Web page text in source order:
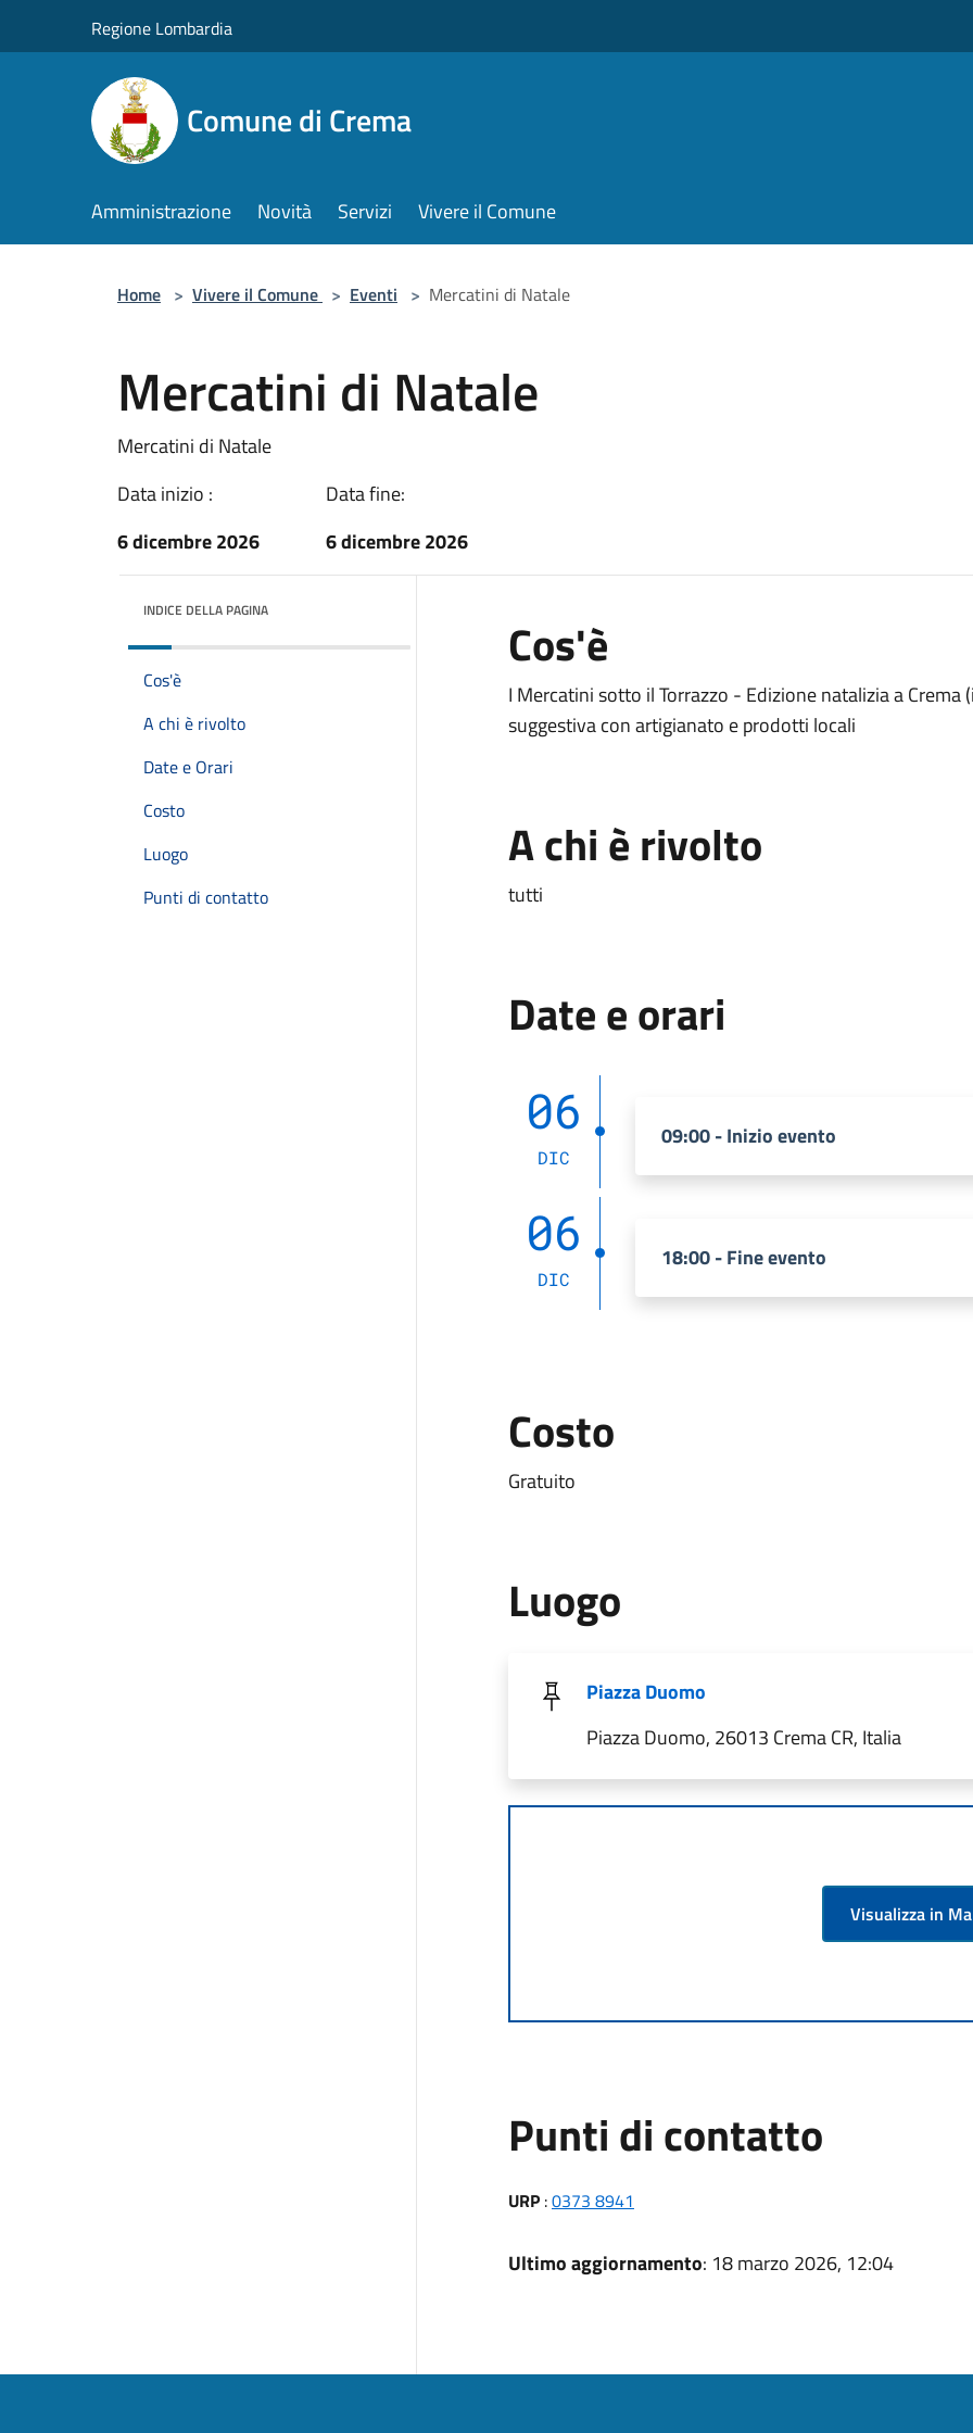
Regione Lombardia
Comune di Crema
Amministrazione Novità Servizi Vivere il Comune
Home > Vivere il Comune > Eventi > Mercatini di Natale
Mercatini di Natale
Mercatini di Natale
Data inizio :
6 dicembre 2026
Data fine:
6 dicembre 2026
INDICE DELLA PAGINA
Cos'è
A chi è rivolto
Date e Orari
Costo
Luogo
Punti di contatto
Cos'è
I Mercatini sotto il Torrazzo - Edizione natalizia a
suggestiva con artigianato e prodotti locali
A chi è rivolto
tutti
Date e orari
06
DIC
09:00 - Inizio evento
06
DIC
18:00 - Fine evento
Costo
Gratuito
Luogo
Piazza Duomo
Piazza Duomo, 26013 Crema CR, Italia
Visualizza in
Punti di contatto
URP:0373 8941
Ultimo aggiornamento: 18 marzo 2026, 12:04